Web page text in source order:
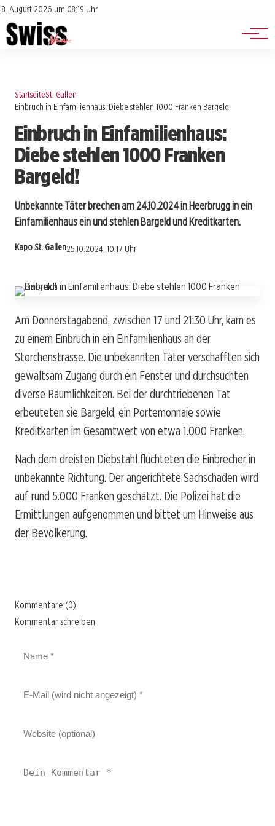
8. August 2026 um 08:19 Uhr
Impressum
Datenschutz
Jobs
Events
StartseiteSt. Gallen
Einbruch in Einfamilienhaus: Diebe stehlen 1000 Franken Bargeld!
Einbruch in Einfamilienhaus:
Diebe stehlen 1000 Franken
Bargeld!
Unbekannte Täter brechen am 24.10.2024 in Heerbrugg in ein
Einfamilienhaus ein und stehlen Bargeld und Kreditkarten.
Kapo St. Gallen25.10.2024, 10:17 Uhr
Am Donnerstagabend, zwischen 17 und 21:30 Uhr, kam es
zu einem Einbruch in ein Einfamilienhaus an der
Storchenstrasse. Die unbekannten Täter verschafften sich
gewaltsam Zugang durch ein Fenster und durchsuchten
diverse Räumlichkeiten. Bei der durchtriebenen Tat
erbeuteten sie Bargeld, ein Portemonnaie sowie
Kreditkarten im Gesamtwert von etwa 1.000 Franken.
Nach dem dreisten Diebstahl flüchteten die Einbrecher in
unbekannte Richtung. Der angerichtete Sachschaden wird
auf rund 5.000 Franken geschätzt. Die Polizei hat die
Ermittlungen aufgenommen und bittet um Hinweise aus
der Bevölkerung.
Kommentare (0)
Kommentar schreiben